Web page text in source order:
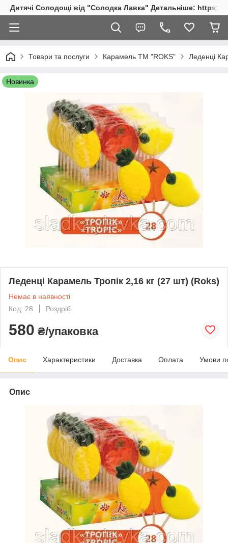
Дитячі Солодощі від "Солодка Лавка" Детальніше: https://
Товари та послуги Карамель ТМ "ROKS" Леденці
Новинка
Леденці Карамель Тропік 2,16 кг (27 шт) (Roks)
Немає в наявності
Код: 28
Роздріб
580 ₴/упаковка
Опис Характеристики Доставка Оплата Умови
Опис